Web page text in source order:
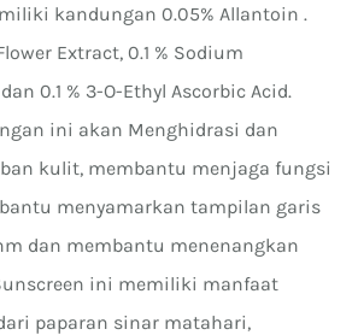
kandungan 0.05% Allantoin .
Extract, 0.1 % Sodium
0.1 % 3-O-Ethyl Ascorbic Acid.
ini akan Menghidrasi dan
kulit, membantu menjaga fungsi
menyamarkan tampilan garis
dan membantu menenangkan
ini memiliki manfaat
paparan sinar matahari,